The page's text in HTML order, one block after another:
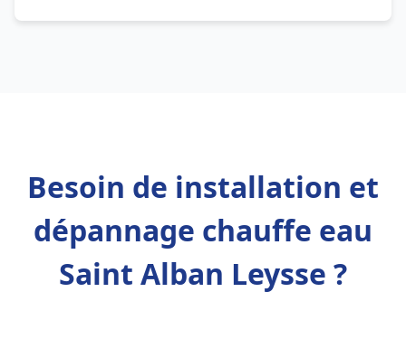
Besoin de installation et
dépannage chauffe eau
Saint Alban Leysse ?